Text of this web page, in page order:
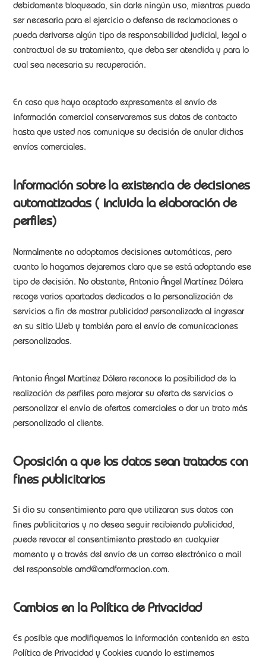
debidamente bloqueada, sin darle ningún uso, mientras pueda
ser necesaria para el ejercicio o defensa de reclamaciones o
pueda derivarse algún tipo de responsabilidad judicial, legal o
contractual de su tratamiento, que deba ser atendida y para lo
cual sea necesaria su recuperación.
En caso que haya aceptado expresamente el envío de
información comercial conservaremos sus datos de contacto
hasta que usted nos comunique su decisión de anular dichos
envíos comerciales.
Información sobre la existencia de decisiones
automatizadas ( incluida la elaboración de
perfiles)
Normalmente no adoptamos decisiones automáticas, pero
cuanto lo hagamos dejaremos claro que se está adoptando ese
tipo de decisión. No obstante, Antonio Ángel Martínez Dólera
recoge varios apartados dedicados a la personalización de
servicios a fin de mostrar publicidad personalizada al ingresar
en su sitio Web y también para el envío de comunicaciones
personalizadas.
Antonio Ángel Martínez Dólera reconoce la posibilidad de la
realización de perfiles para mejorar su oferta de servicios o
personalizar el envío de ofertas comerciales o dar un trato más
personalizado al cliente.
Oposición a que los datos sean tratados con
fines publicitarios
Si dio su consentimiento para que utilizaran sus datos con
fines publicitarios y no desea seguir recibiendo publicidad,
puede revocar el consentimiento prestado en cualquier
momento y a través del envío de un correo electrónico a mail
del responsable amd@amdformacion.com.
Cambios en la Política de Privacidad
Es posible que modifiquemos la información contenida en esta
Política de Privacidad y Cookies cuando lo estimemos